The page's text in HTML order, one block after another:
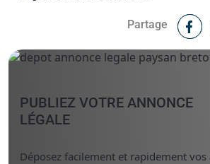
Partage
PUBLIEZ VOTRE ANNONCE
LÉGALE
Déposez facilement et rapidement vos